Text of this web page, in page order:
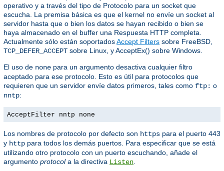
operativo y a través del tipo de Protocolo para un socket que
escucha. La premisa básica es que el kernel no envíe un socket al
servidor hasta que o bien los datos se hayan recibido o bien se
haya almacenado en el buffer una Respuesta HTTP completa.
Actualmente sólo están soportadosAccept Filters sobre FreeBSD,
TCP_DEFER_ACCEPT sobre Linux, y AcceptEx() sobre Windows.
El uso de none para un argumento desactiva cualquier filtro
aceptado para ese protocolo. Esto es útil para protocolos que
requieren que un servidor envíe datos primeros, tales como ftp: o
nntp:
AcceptFilter nntp none
Los nombres de protocolo por defecto son https para el puerto 443
y http para todos los demás puertos. Para especificar que se está
utilizando otro protocolo con un puerto escuchando, añade el
argumento protocola la directiva Listen